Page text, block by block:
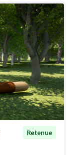
Retenue